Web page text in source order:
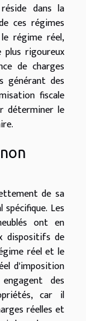
dans la
ces régimes
régime réel,
rigoureux
de charges
générant des
fiscale
déterminer le
de sa
Les
ont en
dispositifs de
réel et le
d'imposition
des
car il
réelles et